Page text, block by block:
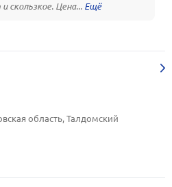
скользкое. Цена...
область, Талдомский